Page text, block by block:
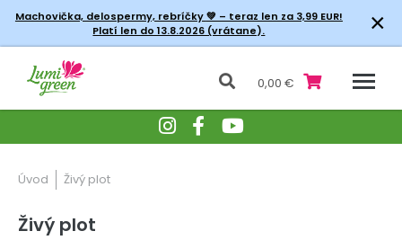
Machovička, delospermy, rebríčky💚 – teraz len za 3,99 EUR!
Platí len do 13.8.2026 (vrátane).
×
0,00 €
Úvod Živý plot
Živý plot